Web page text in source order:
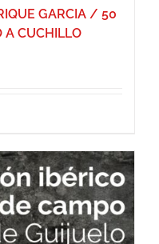
GARCIA / 50
A CUCHILLO